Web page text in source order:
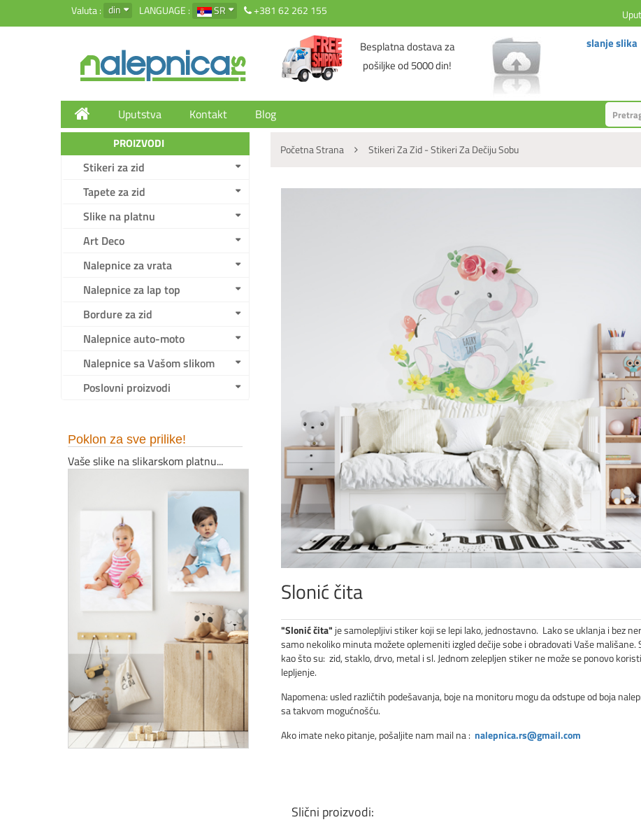
Valuta : din LANGUAGE : SR +381 62 262 155
Besplatna dostava za
pošiljke od 5000 din!
slanje slika
Uputstva Kontakt Blog
PROIZVODI
Stikeri za zid
Tapete za zid
Slike na platnu
Art Deco
Nalepnice za vrata
Nalepnice za lap top
Bordure za zid
Nalepnice auto-moto
Nalepnice sa Vašom slikom
Poslovni proizvodi
Poklon za sve prilike!
Vaše slike na slikarskom platnu...
Početna Strana Stikeri Za Zid - Stikeri Za Dečiju Sobu
Slonić čita
"Slonić čita" je samolepljivi stiker koji se lepi lako, jednostavno. Lako se uklanja i bez
samo nekoliko minuta možete oplemeniti izgled dečije sobe i obradovati Vaše
kao što su: zid, staklo, drvo, metal i sl. Jednom zelepljen stiker ne može se ponovo
lepljenje.
Napomena: usled različtih podešavanja, boje na monitoru mogu da odstupe od boja
sa takvom mogućnošću.
Ako imate neko pitanje, pošaljite nam mail na : nalepnica.rs@gmail.com
Slični proizvodi: